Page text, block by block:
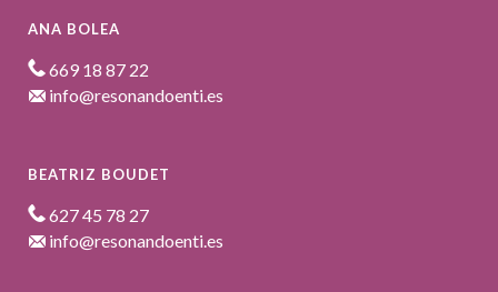
ANA BOLEA
669 18 87 22
info@resonandoenti.es
BEATRIZ BOUDET
627 45 78 27
info@resonandoenti.es